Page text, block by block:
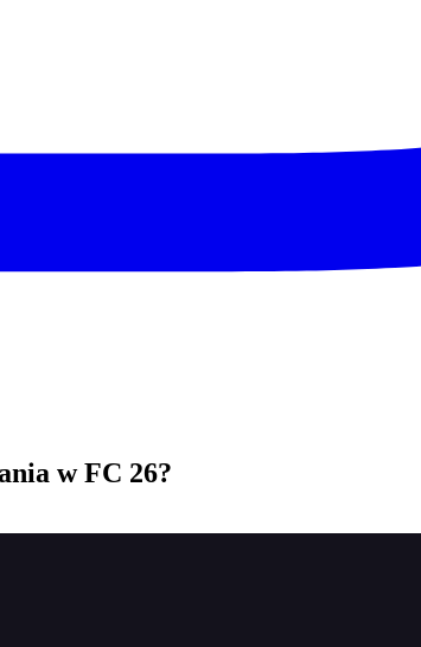
w FC 26?